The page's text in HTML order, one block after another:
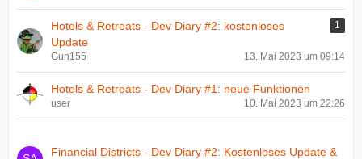
Hotels & Retreats - Dev Diary #2: kostenloses
Update
1
Gun155 13. Mai 2023 um 09:14
Hotels & Retreats - Dev Diary #1: neue Funktionen
user 10. Mai 2023 um 22:26
Financial Districts - Dev Diary #2: Kostenloses Update &